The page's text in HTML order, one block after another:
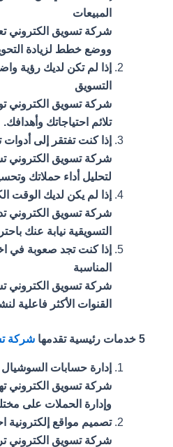
المبيعات
شركة تسويق الكتروني
ووضع خطط لزيادة
إذا لم تكن لديك رؤية
التسويق
شركة تسويق الكتروني
تلائم احتياجاتك وأهدافك.
إذا كنت تفتقر إلى أدوات
شركة تسويق الكتروني
لتحليل أداء حملاتك
إذا لم يكن لديك الوقت
شركة تسويق الكتروني
التسويقية نيابة عنك
إذا كنت تجد صعوبة في
المناسبة
شركة تسويق الكتروني
القنوات الأكثر فاعلية
شركة
إدارة حسابات السوشيال
شركة تسويق الكتروني
وإدارة الحملات على
تصميم مواقع إلكترونية
شركة تسويق الكتروني